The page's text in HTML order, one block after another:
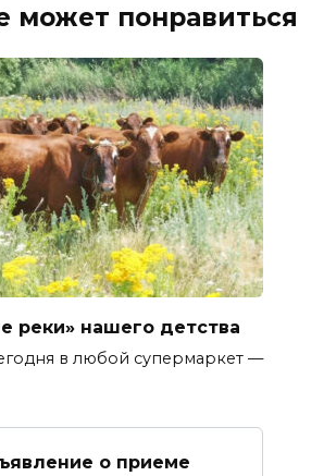
может понравиться
реки» нашего детства
в любой супермаркет —
о приеме